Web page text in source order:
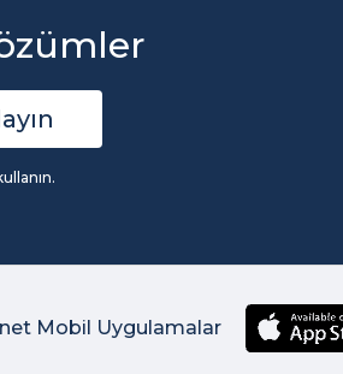
Mobil Uygulamalar